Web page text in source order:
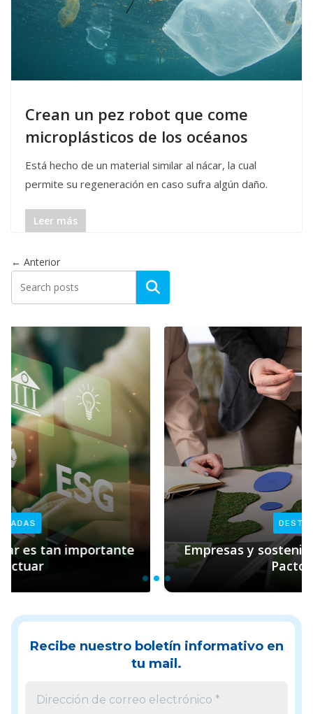
Crean un pez robot que come
microplásticos de los océanos
Está hecho de un material similar al nácar, la cual
permite su regeneración en caso sufra algún daño.
Leer más
← Anterior
Empresas y sostenibilidad: el rol clave de
Pacto Global
Recibe nuestro boletín informativo en
tu mail.